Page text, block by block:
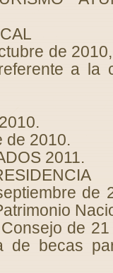
de
a la
de 2010.
2011.
de
de
de becas